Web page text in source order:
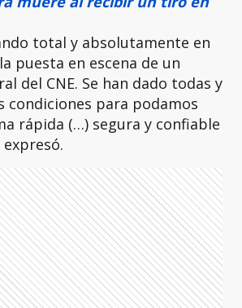
total y absolutamente en
puesta en escena de un
del CNE. Se han dado todas y
condiciones para podamos
rápida (…) segura y confiable